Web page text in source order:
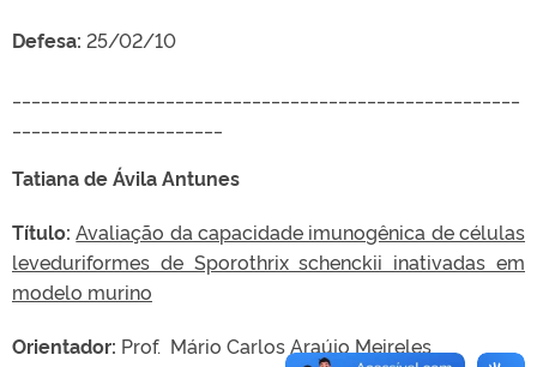
Defesa: 25/02/10
Tatiana de Ávila Antunes
Título:Avaliação da capacidade imunogênica de células
leveduriformes de Sporothrix schenckii inativadas em
modelo murino
Orientador: Prof. Mário Carlos Araújo Meireles